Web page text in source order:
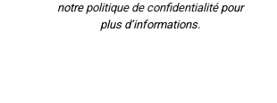
notre politique de confidentialitépour
plus d’informations.